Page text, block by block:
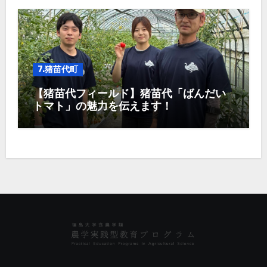
7.猪苗代町
【猪苗代フィールド】猪苗代「ばんだい
トマト」の魅力を伝えます！